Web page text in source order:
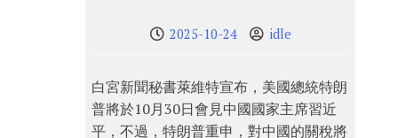
2025-10-24 idle
白宮新聞秘書萊維特宣布，美國總統特朗
普將於10月30日會見中國國家主席習近
平，不過，特朗普重申，對中國的關稅將